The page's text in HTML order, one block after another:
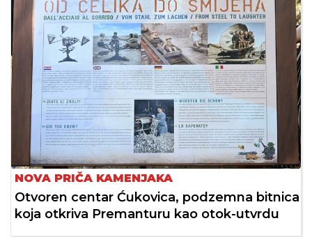
NOVA PRIČA KAMENJAKA
Otvoren centar Ćukovica, podzemna bitnica
koja otkriva Premanturu kao otok-utvrdu